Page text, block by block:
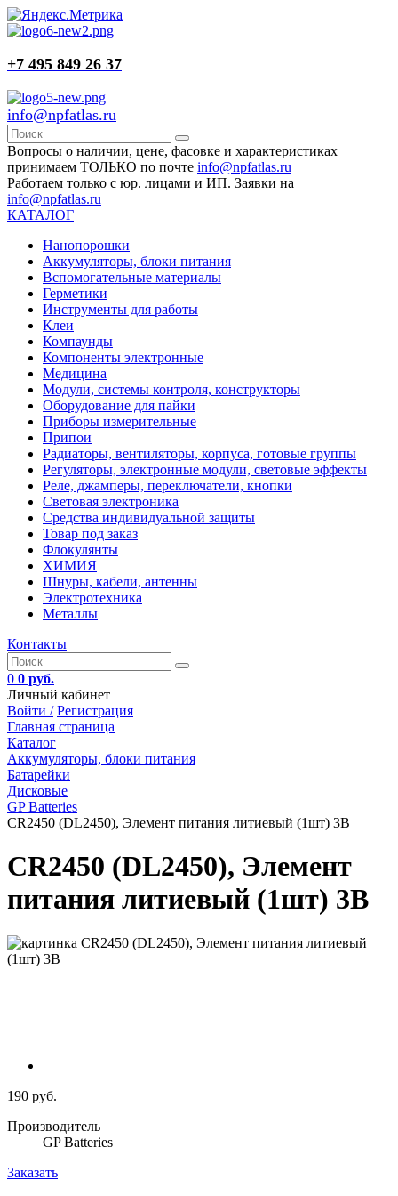
+7 495 849 26 37
info@npfatlas.ru
Вопросы о наличии, цене, фасовке и характеристиках
принимаем ТОЛЬКО по почте info@npfatlas.ru
Работаем только с юр. лицами и ИП. Заявки на
info@npfatlas.ru
КАТАЛОГ
Нанопорошки
Аккумуляторы, блоки питания
Вспомогательные материалы
Герметики
Инструменты для работы
Клеи
Компаунды
Компоненты электронные
Медицина
Модули, системы контроля, конструкторы
Оборудование для пайки
Приборы измерительные
Припои
Радиаторы, вентиляторы, корпуса, готовые группы
Регуляторы, электронные модули, световые эффекты
Реле, джамперы, переключатели, кнопки
Световая электроника
Средства индивидуальной защиты
Товар под заказ
Флокулянты
ХИМИЯ
Шнуры, кабели, антенны
Электротехника
Металлы
Контакты
0 0 руб.
Личный кабинет
Войти / Регистрация
Главная страница
Каталог
Аккумуляторы, блоки питания
Батарейки
Дисковые
GP Batteries
CR2450 (DL2450), Элемент питания литиевый (1шт) 3В
CR2450 (DL2450), Элемент
питания литиевый (1шт) 3В
190 руб.
Производитель
GP Batteries
Заказать